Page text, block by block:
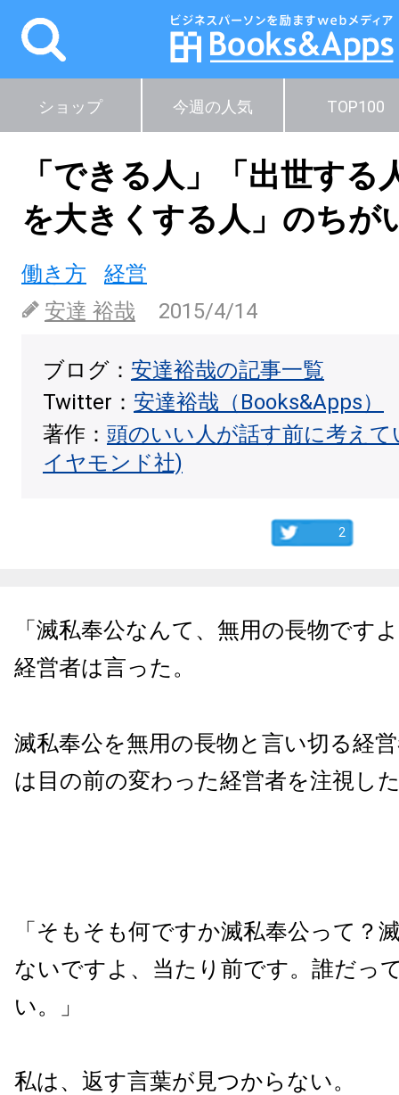
ショップ 今週の人気 TOP100
「できる人」「出世する
を大きくする人」のちが
働き方
経営
安達 裕哉
2015/4/14
ブログ： 安達裕哉の記事一覧
Twitter： 安達裕哉（Books&Apps）
著作： 頭のいい人が話す前に考え
イヤモンド社)
2
「滅私奉公なんて、無用の長物です
経営者は言った。
滅私奉公を無用の長物と言い切る経
は目の前の変わった経営者を注視し
「そもそも何ですか滅私奉公って？
ないですよ、当たり前です。誰だっ
い。」
私は、返す言葉が見つからない。